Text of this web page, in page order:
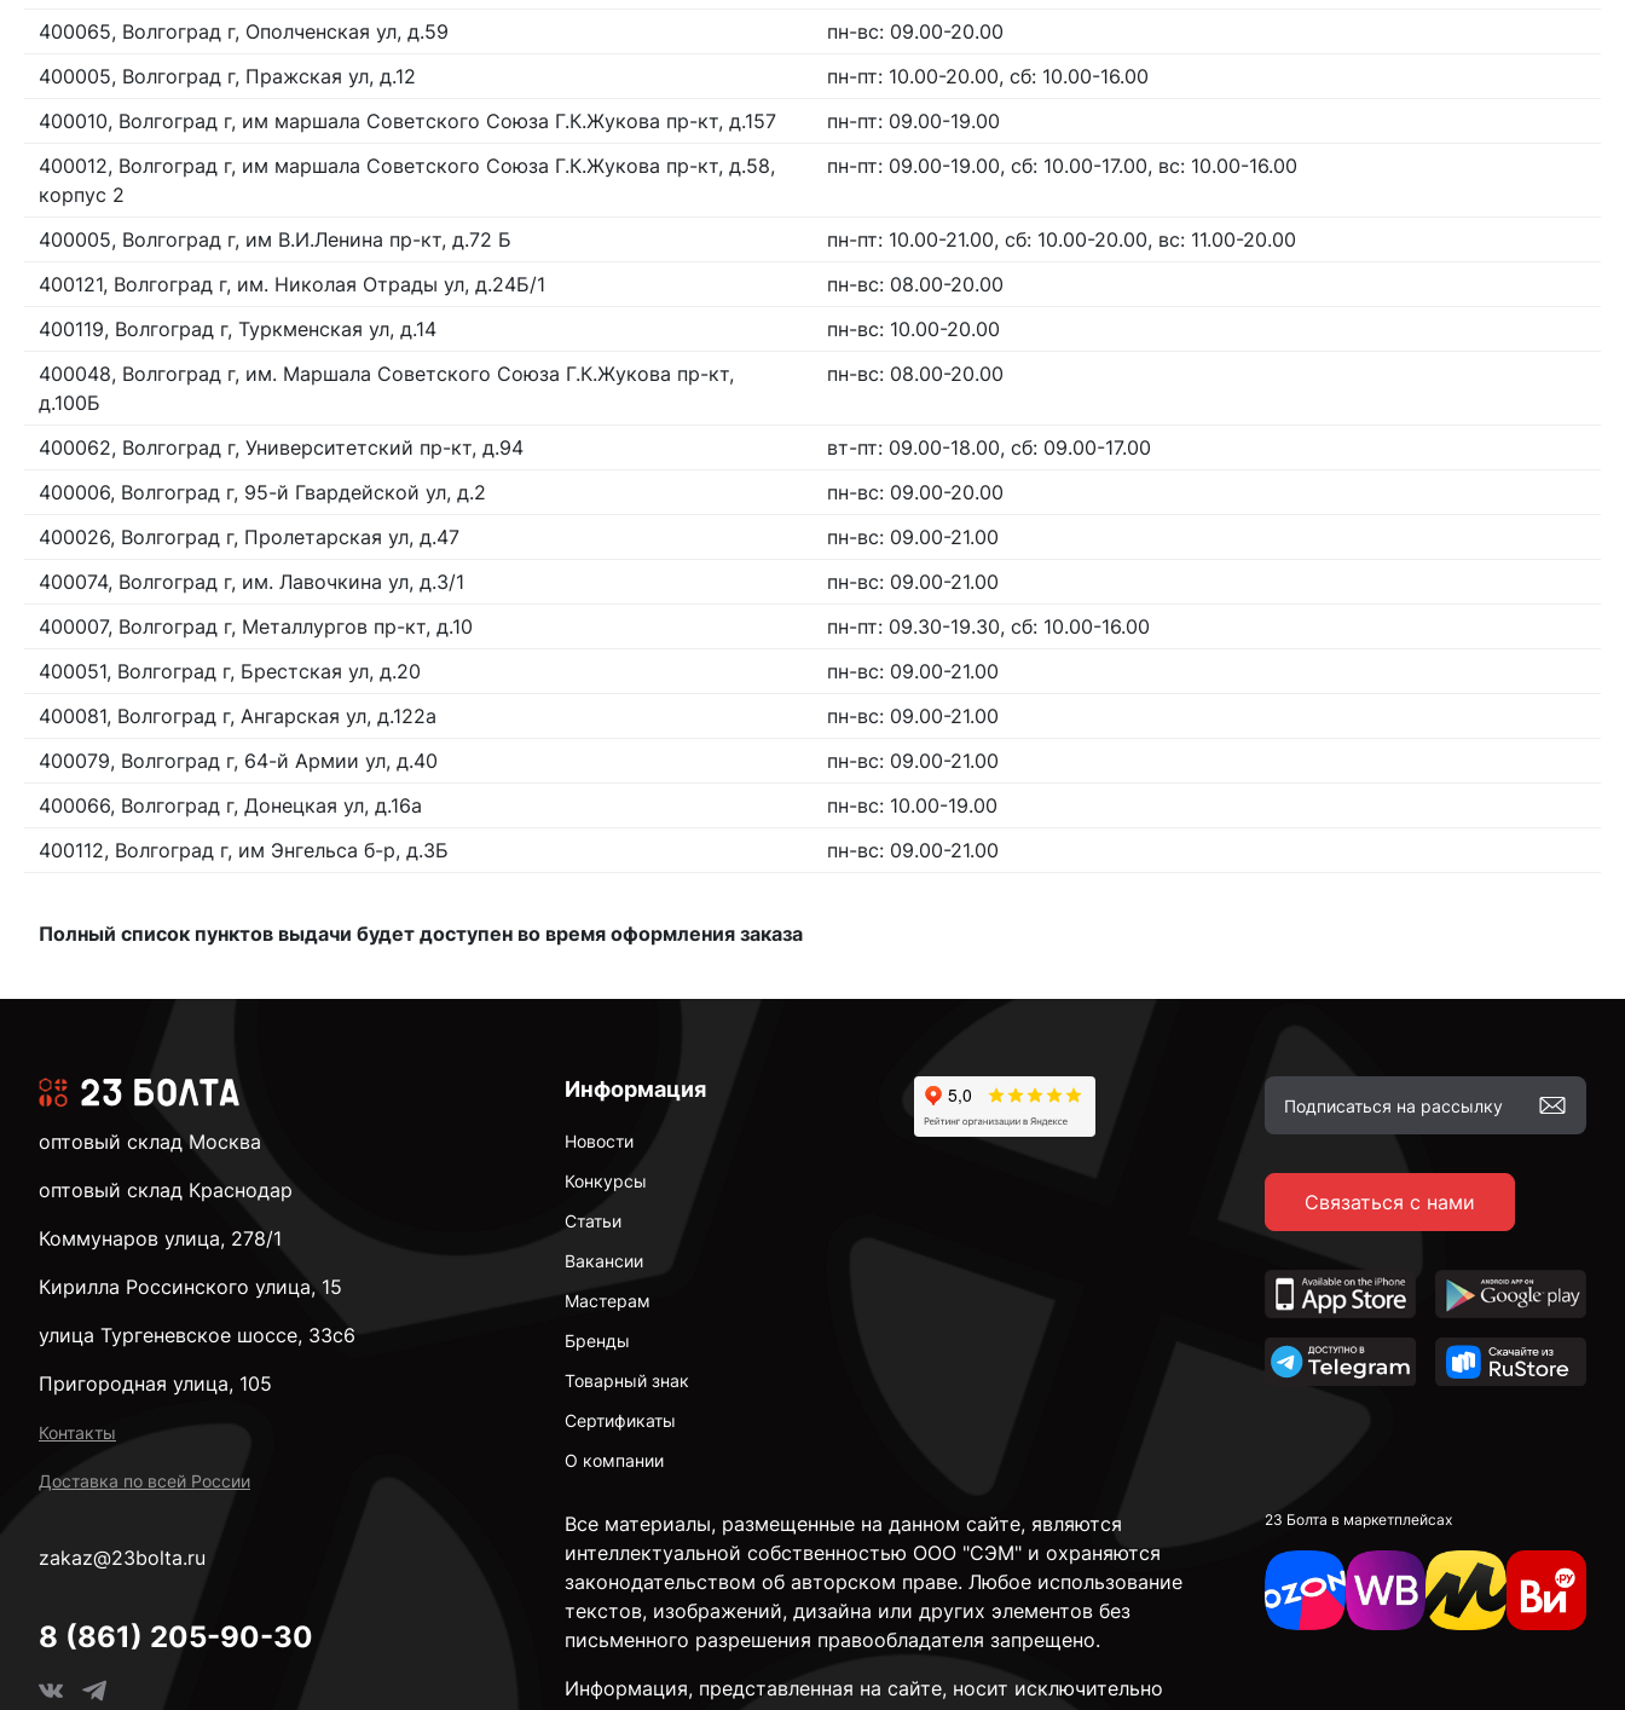
400065, Волгоград г, Ополченская ул, д.59
пн-вс: 09.00-20.00
400005, Волгоград г, Пражская ул, д.12
пн-пт: 10.00-20.00, сб: 10.00-16.00
400010, Волгоград г, им маршала Советского Союза Г.К.Жукова пр-кт, д.157
пн-пт: 09.00-19.00
400012, Волгоград г, им маршала Советского Союза Г.К.Жукова пр-кт, д.58,
корпус 2
пн-пт: 09.00-19.00, сб: 10.00-17.00, вс: 10.00-16.00
400005, Волгоград г, им В.И.Ленина пр-кт, д.72 Б
пн-пт: 10.00-21.00, сб: 10.00-20.00, вс: 11.00-20.00
400121, Волгоград г, им. Николая Отрады ул, д.24Б/1
пн-вс: 08.00-20.00
400119, Волгоград г, Туркменская ул, д.14
пн-вс: 10.00-20.00
400048, Волгоград г, им. Маршала Советского Союза Г.К.Жукова пр-кт,
д.100Б
пн-вс: 08.00-20.00
400062, Волгоград г, Университетский пр-кт, д.94
вт-пт: 09.00-18.00, сб: 09.00-17.00
400006, Волгоград г, 95-й Гвардейской ул, д.2
пн-вс: 09.00-20.00
400026, Волгоград г, Пролетарская ул, д.47
пн-вс: 09.00-21.00
400074, Волгоград г, им. Лавочкина ул, д.3/1
пн-вс: 09.00-21.00
400007, Волгоград г, Металлургов пр-кт, д.10
пн-пт: 09.30-19.30, сб: 10.00-16.00
400051, Волгоград г, Брестская ул, д.20
пн-вс: 09.00-21.00
400081, Волгоград г, Ангарская ул, д.122а
пн-вс: 09.00-21.00
400079, Волгоград г, 64-й Армии ул, д.40
пн-вс: 09.00-21.00
400066, Волгоград г, Донецкая ул, д.16а
пн-вс: 10.00-19.00
400112, Волгоград г, им Энгельса б-р, д.3Б
пн-вс: 09.00-21.00
Полный список пунктов выдачи будет доступен во время оформления заказа
Информация
Новости
Конкурсы
Статьи
Вакансии
Мастерам
Бренды
Товарный знак
Сертификаты
О компании
Связаться с нами
Все материалы, размещенные на данном сайте, являются
интеллектуальной собственностью ООО "СЭМ" и охраняются
законодательством об авторском праве. Любое использование
текстов, изображений, дизайна или других элементов без
письменного разрешения правообладателя запрещено.
Информация, представленная на сайте, носит исключительно
23 Болта в маркетплейсах
оптовый склад Москва
оптовый склад Краснодар
Коммунаров улица, 278/1
Кирилла Россинского улица, 15
улица Тургеневское шоссе, 33с6
Пригородная улица, 105
Контакты
Доставка по всей России
zakaz@23bolta.ru
8 (861) 205-90-30